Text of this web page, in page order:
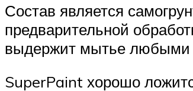
Состав является
предварительной
выдержит мытье любыми
SuperPaint хорошо